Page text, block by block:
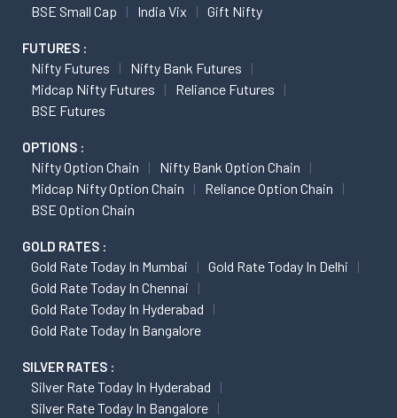
BSE Small Cap
India Vix Gift Nifty
FUTURES :
Nifty Futures
Nifty Bank Futures
Midcap Nifty Futures
Reliance Futures
BSE Futures
OPTIONS :
Nifty Option Chain
Nifty Bank Option Chain
Midcap Nifty Option Chain
Reliance Option Chain
BSE Option Chain
GOLD RATES :
Gold Rate Today In Mumbai
Gold Rate Today In Delhi
Gold Rate Today In Chennai
Gold Rate Today In Hyderabad
Gold Rate Today In Bangalore
SILVER RATES :
Silver Rate Today In Hyderabad
Silver Rate Today In Bangalore